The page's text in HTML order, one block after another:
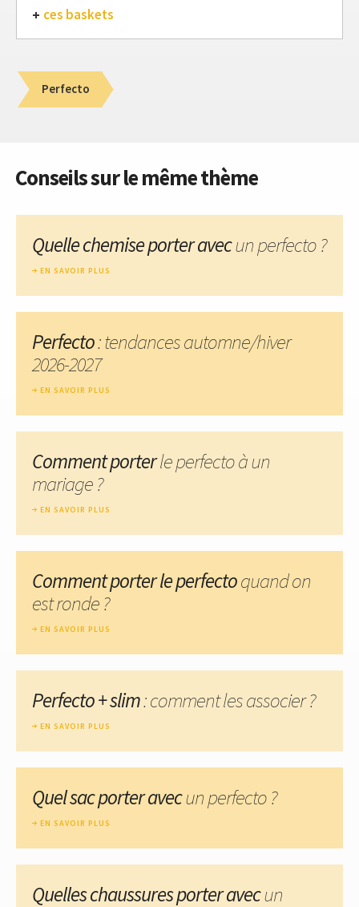
ces baskets
Perfecto
Conseils sur le même thème
Quelle chemise porter avecun perfecto ?
EN SAVOIR PLUS
Perfecto: tendances automne/hiver
2026-2027
EN SAVOIR PLUS
Comment porterle perfecto à un
mariage ?
EN SAVOIR PLUS
Comment porter le perfectoquand on
est ronde ?
EN SAVOIR PLUS
Perfecto + slim: comment les associer ?
EN SAVOIR PLUS
Quel sac porter avecun perfecto ?
EN SAVOIR PLUS
Quelles chaussures porter avecun